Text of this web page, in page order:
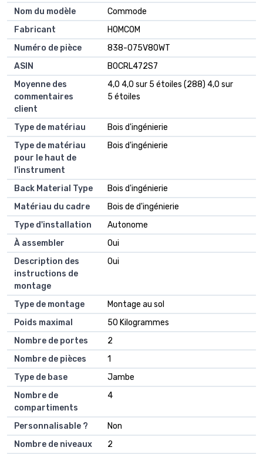
Nom du modèle
Commode
Fabricant
HOMCOM
Numéro de pièce
838-075V80WT
ASIN
B0CRL472S7
Moyenne des
commentaires
client
4,0 4,0 sur 5 étoiles (288) 4,0 sur
5 étoiles
Type de matériau
Bois d'ingénierie
Type de matériau
pour le haut de
l'instrument
Bois d'ingénierie
Back Material Type
Bois d'ingénierie
Matériau du cadre
Bois de d'ingénierie
Type d'installation
Autonome
À assembler
Oui
Description des
instructions de
montage
Oui
Type de montage
Montage au sol
Poids maximal
50 Kilogrammes
Nombre de portes
2
Nombre de pièces
1
Type de base
Jambe
Nombre de
compartiments
4
Personnalisable ?
Non
Nombre de niveaux
2